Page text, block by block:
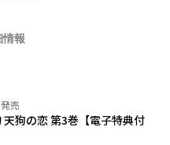
情報
年02月24日
売
天狗の恋 第3巻【電子特典付